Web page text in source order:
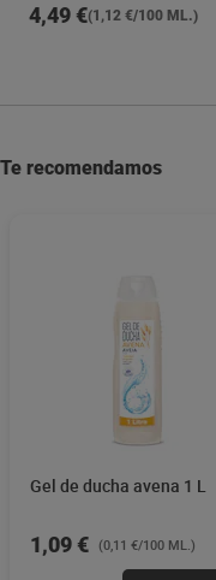
4,49 €(1,12 €/100 ML.)
Te recomendamos
Gel de ducha avena 1 L
1,09 € (0,11 €/100 ML.)